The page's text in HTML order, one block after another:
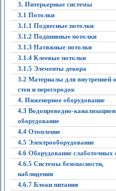
3. Интерьерные системы
3.1 Потолки
3.1.1 Подвесные потолки
3.1.2 Подшивные потолки
3.1.3 Натяжные потолки
3.1.4 Клеевые потолки
3.1.5 Элементы декора
3.2 Материалы для внутренней
стен и перегородок
4. Инженерное оборудование
4.3 Водопроводно-
оборудование
4.4 Отопление
4.5 Электрооборудование
4.6 Оборудование слаботочных
4.6.5 Системы безопасности,
наблюдения
4.6.7 Блоки питания